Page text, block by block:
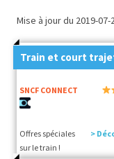
Mise à jour du 2019-07-
Train et court
SNCF CONNECT
Offres spéciales
sur le train !
>